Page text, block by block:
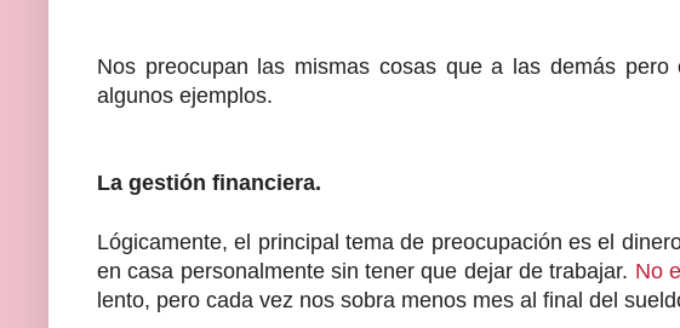
Nos preocupan las mismas cosas que a las demás
algunos ejemplos.
La gestión financiera.
Lógicamente, el principal tema de preocupación es el
en casa personalmente sin tener que dejar de trabajar. No
lento, pero cada vez nos sobra menos mes al final del